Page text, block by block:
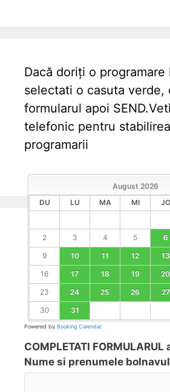
Dacă doriți o programare
selectati o casuta verde,
formularul apoi
telefonic pentru
programarii
August 2026
DU
LU MA MI JO
2
3 4 5 6
9
10 11 12 13
16
17 18 19 20
23
24 25 26 27
30
31
Powered by Booking Calendar
COMPLETATI FORMULARUL
Nume si prenumele